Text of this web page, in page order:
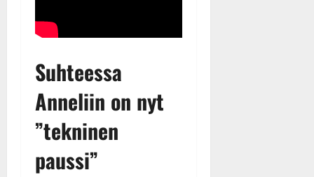
Suhteessa
Anneliin on nyt
”tekninen
paussi”